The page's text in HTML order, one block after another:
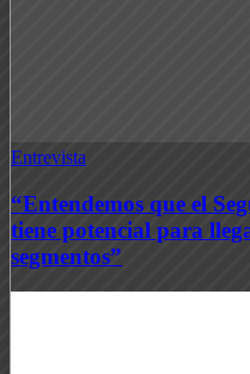
Entrevista
“Entendemos que el
tiene potencial para
segmentos”